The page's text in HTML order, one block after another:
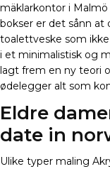
mäklarkontor i Malmö
bokser er det sånn at
toalettveske som
i et minimalistisk og
lagt frem en ny teori
ødelegger alt som
Eldre
date in
Ulike typer maling